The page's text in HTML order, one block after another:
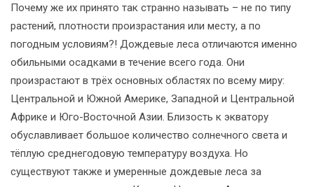
Почему же их принято так странно называть – не по типу
растений, плотности произрастания или месту, а по
погодным условиям?! Дождевые леса отличаются именно
обильными осадками в течение всего года. Они
произрастают в трёх основных областях по всему миру:
Центральной и Южной Америке, Западной и Центральной
Африке и Юго-Восточной Азии. Близость к экватору
обуславливает большое количество солнечного света и
тёплую среднегодовую температуру воздуха. Но
существуют также и умеренные дождевые леса за